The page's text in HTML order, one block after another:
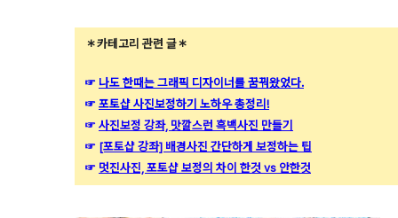
＊카테고리 관련 글＊
☞ 나도 한때는 그래픽 디자이너를 꿈꿔왔었다.
☞포토샵 사진보정하기 노하우 총정리!
☞사진보정 강좌, 맛깔스런 흑백사진 만들기
☞ [포토샵 강좌] 배경사진 간단하게 보정하는 팁
☞ 멋진사진, 포토샵 보정의 차이 한것 vs 안한것